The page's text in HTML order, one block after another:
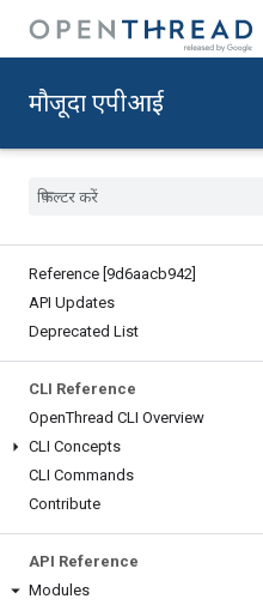
मौजूदा एपीआई
Reference [9d6aacb942]
API Updates
Deprecated List
CLI Reference
OpenThread CLI Overview
CLI Concepts
CLI Commands
Contribute
API Reference
Modules